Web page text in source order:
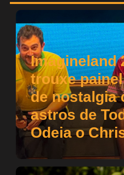
Imagineland
trouxe
de nostalgia
astros de
Odeia o